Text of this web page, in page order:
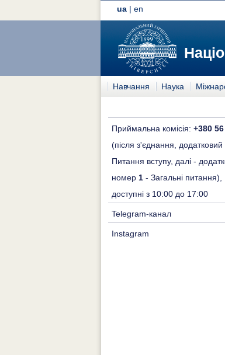
ua| en
Навчання Наука
Приймальна комісія: +380
(після з'єднання,
Питання вступу, далі -
номер 1 - Загальні питання),
доступні з 10:00 до 17:00
Telegram-канал
Instagram